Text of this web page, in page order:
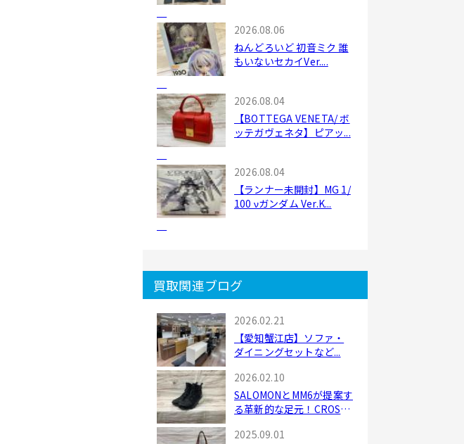
2026.08.06
ねんどろいど 初音ミク 誰
もいないセカイVer....
2026.08.04
【BOTTEGA VENETA/ ボ
ッテガヴェネタ】ピアッ...
2026.08.04
【ランナー未開封】MG 1/
100 νガンダム Ver.K...
買取関連ブログ
2026.02.21
【愛知蟹江店】ソファ・
ダイニングセットなど...
2026.02.10
SALOMONとMM6が提案す
る革新的な足元！CROSS
2025.09.01